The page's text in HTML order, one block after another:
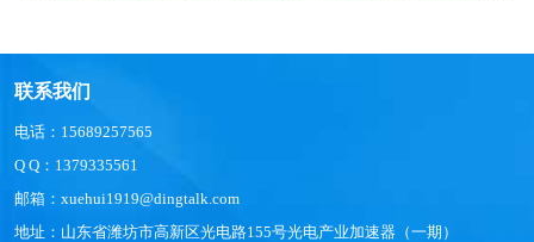
联系我们
电话：15689257565
Q Q：1379335561
邮箱：xuehui1919@dingtalk.com
地址：山东省潍坊市高新区光电路155号光电产业加速器（一期）